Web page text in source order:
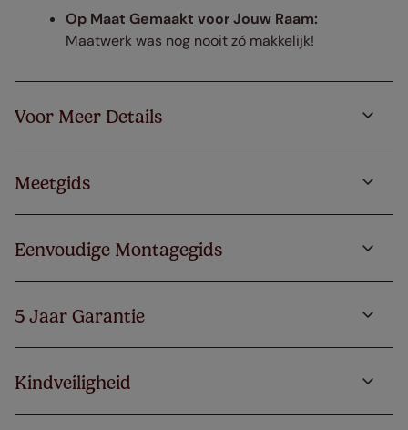
Op Maat Gemaakt voor Jouw Raam:
Maatwerk was nog nooit zó makkelijk!
Voor Meer Details
Meetgids
Eenvoudige Montagegids
5 Jaar Garantie
Kindveiligheid